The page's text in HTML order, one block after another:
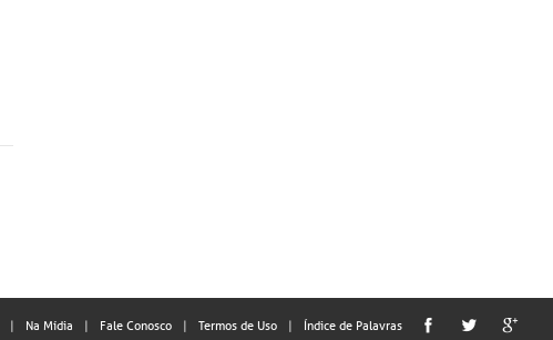
Na Mídia Fale Conosco Termos de Uso Índice de Palavras